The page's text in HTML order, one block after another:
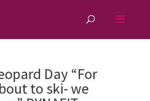
Day “For
to ski- we